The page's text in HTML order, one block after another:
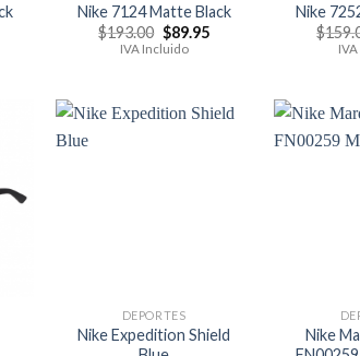
Nike 7124 Matte Black
$193.00 El
precio
$89.95El
IVA Incluido
Nike
$
DEPORTES
Nike Expedition Shield
Nike